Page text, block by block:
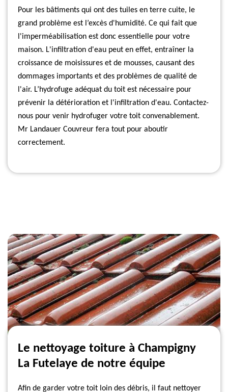
Pour les bâtiments qui ont des tuiles en terre cuite, le
grand problème est l’excès d'humidité. Ce qui fait que
l'imperméabilisation est donc essentielle pour votre
maison. L'infiltration d'eau peut en effet, entraîner la
croissance de moisissures et de mousses, causant des
dommages importants et des problèmes de qualité de
l'air. L’hydrofuge adéquat du toit est nécessaire pour
prévenir la détérioration et l'infiltration d'eau. Contactez-
nous pour venir hydrofuger votre toit convenablement.
Mr Landauer Couvreur fera tout pour aboutir
correctement.
Le nettoyage toiture à Champigny
La Futelaye de notre équipe
Afin de garder votre toit loin des débris, il faut nettoyer